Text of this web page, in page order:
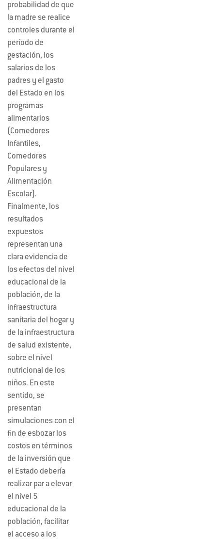
probabilidad de que
la madre se realice
controles durante el
período de
gestación, los
salarios de los
padres y el gasto
del Estado en los
programas
alimentarios
(Comedores
Infantiles,
Comedores
Populares y
Alimentación
Escolar).
Finalmente, los
resultados
expuestos
representan una
clara evidencia de
los efectos del nivel
educacional de la
población, de la
infraestructura
sanitaria del hogar y
de la infraestructura
de salud existente,
sobre el nivel
nutricional de los
niños. En este
sentido, se
presentan
simulaciones con el
fin de esbozar los
costos en términos
de la inversión que
el Estado debería
realizar par a elevar
el nivel 5
educacional de la
población, facilitar
el acceso a los